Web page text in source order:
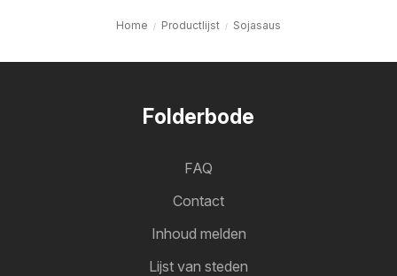
Home Productlijst Sojasaus
Folderbode
FAQ
Contact
Inhoud melden
Lijst van steden